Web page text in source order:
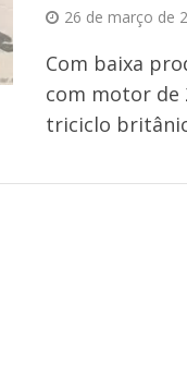
26 de março de
Com baixa
com motor de
triciclo